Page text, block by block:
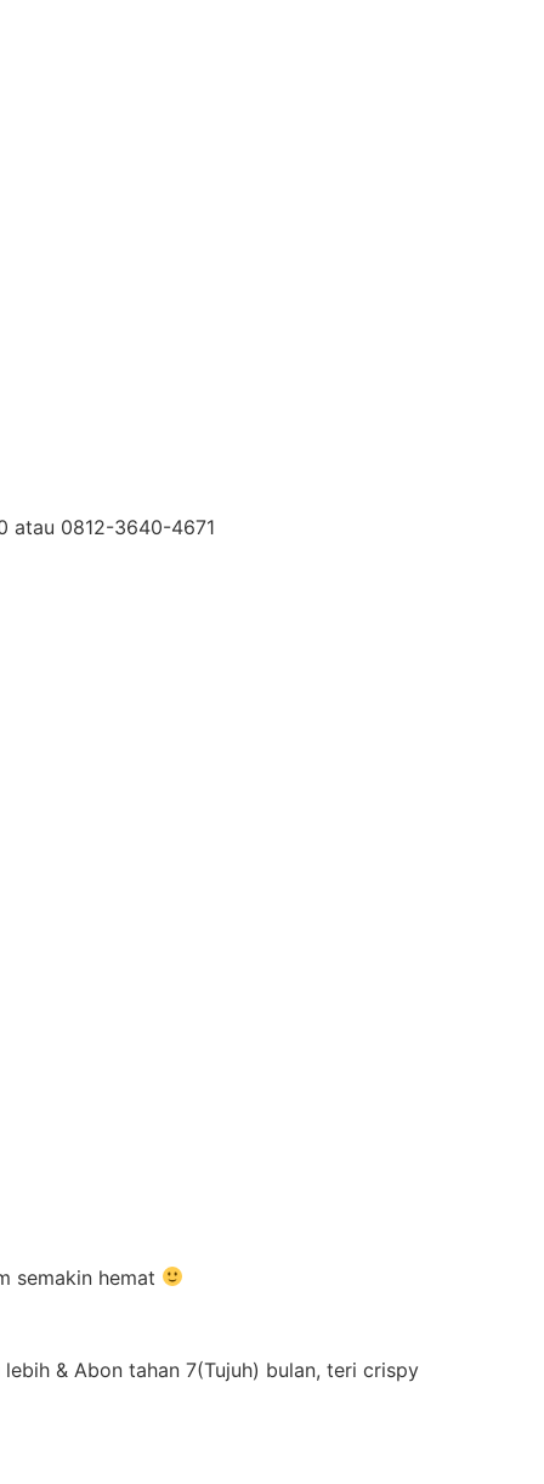
atau 0812-3640-4671
semakin hemat
& Abon tahan 7(Tujuh) bulan, teri crispy